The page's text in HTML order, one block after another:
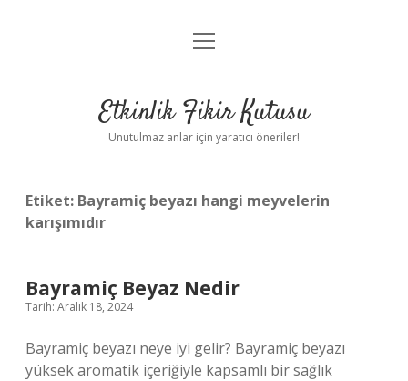
Anasayfa
Yasal Uyarı
menüyü
Etkinlik Fikir Kutusu
Unutulmaz anlar için yaratıcı öneriler!
Etiket: Bayramiç beyazı hangi meyvelerin
karışımıdır
Bayramiç Beyaz Nedir
Tarih: Aralık 18, 2024
Bayramiç beyazı neye iyi gelir? Bayramiç beyazı
yüksek aromatik içeriğiyle kapsamlı bir sağlık